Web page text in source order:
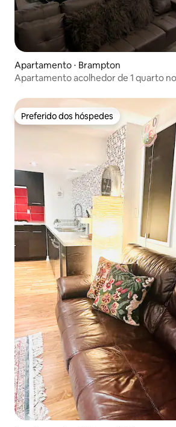
Apartamento ⋅ Brampton
Apartamento acolhedor de 1 quarto
Preferido dos hóspedes
Preferido dos hóspedes